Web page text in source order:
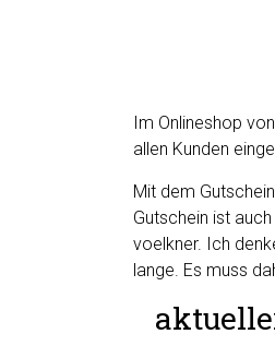
Im Onlineshop
allen Kunden
Mit dem
Gutschein ist
voelkner. Ich
lange. Es muss